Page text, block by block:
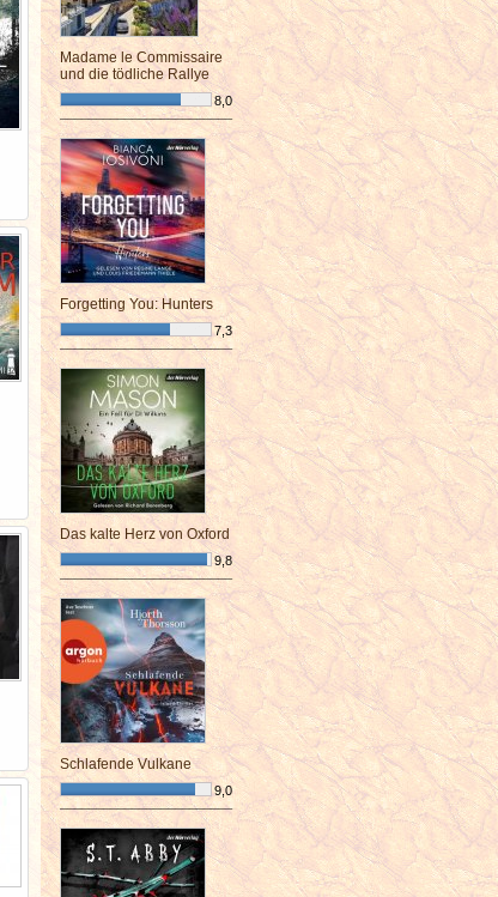
Madame le Commissaire
und die tödliche Rallye
8,0
¯¯¯¯¯¯¯¯¯¯¯¯¯¯¯¯¯¯¯¯¯¯¯¯
Forgetting You: Hunters
7,3
¯¯¯¯¯¯¯¯¯¯¯¯¯¯¯¯¯¯¯¯¯¯¯¯
Das kalte Herz von Oxford
9,8
¯¯¯¯¯¯¯¯¯¯¯¯¯¯¯¯¯¯¯¯¯¯¯¯
Schlafende Vulkane
9,0
¯¯¯¯¯¯¯¯¯¯¯¯¯¯¯¯¯¯¯¯¯¯¯¯